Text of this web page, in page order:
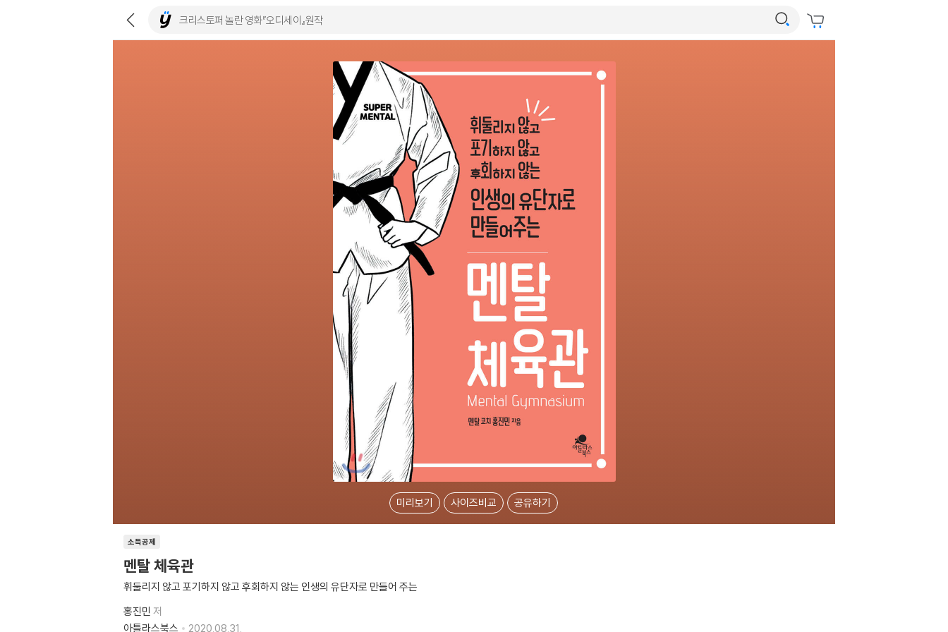
미리보기 사이즈비교 공유하기
소득공제
멘탈 체육관
휘둘리지 않고 포기하지 않고 후회하지 않는 인생의 유단자로 만들어 주는
홍진민 저
아틀라스북스
2020.08.31.